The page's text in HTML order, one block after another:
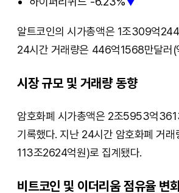
알트코인의 시가총액은 1조309억
24시간 거래량은 446억1568만달러
시장 규모 및 거래량 동향
암호화폐 시가총액은 2조5953억
기록했다. 지난 24시간 암호화폐 거
113조2624억원)로 집계됐다.
비트코인 및 이더리움 점유율 변